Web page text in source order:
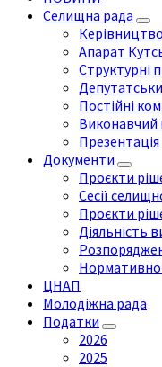
Селищна рада
Керівництво
Апарат
Структурні
Постійні
Виконавчий
Презентація
Документи
Проєкти
Сесії
Проєкти
Діяльність
ЦНАП
Молодіжна рада
Податки
2026
2025